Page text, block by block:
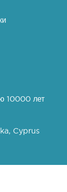
10000 лет
Cyprus